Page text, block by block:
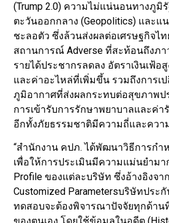
(Trump 2.0) ความไม่แน่นอนทางภูมิ
ตะวันออกกลาง (Geopolitics) และแ
ชะลอตัว ซึ่งล้วนส่งผลต่อเศรษฐกิจไ
สถานการณ์ Adverse ที่สะท้อนถึงภา
รายได้ประชากรลดลง อัตราเงินเฟ้
และค่าอะไหล่ที่เพิ่มขึ้น รวมถึงการเ
ภูมิอากาศที่ส่งผลกระทบต่อสุขภาพป
การเข้ารับการรักษาพยาบาลและค่
อีกทั้งภัยธรรมชาติมีความถี่และควา
“สำนักงาน คปภ. ได้พัฒนาวิธีการกำ
เพื่อให้การประเมินมีความแม่นยำมา
Profile ของแต่ละบริษัท ซึ่งอ้างอิงจาก
Customized Parametersบริษัทประ
ทดสอบจะต้องพิจารณาปัจจัยทุกด้าน